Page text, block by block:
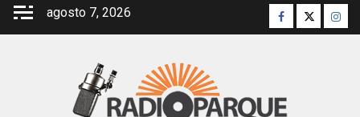
Saltar
agosto 7, 2026 Facebook
Twitter